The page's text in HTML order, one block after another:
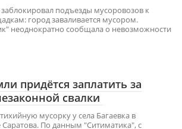
заблокировал подъезды мусоровозов к
город заваливается мусором.
неоднократно сообщала о невозможности
придётся заплатить за
свалки
мусорку у села Багаевка в
По данным "Ситиматика", с